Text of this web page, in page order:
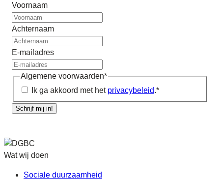
Voornaam
Achternaam
E-mailadres
Algemene voorwaarden*
Ik ga akkoord met het privacybeleid.*
Schrijf mij in!
Wat wij doen
Sociale duurzaamheid